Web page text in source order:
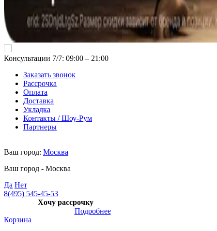
Консультации 7/7: 09:00 ‒ 21:00
Заказать звонок
Рассрочка
Оплата
Доставка
Укладка
Контакты / Шоу-Рум
Партнеры
Ваш город: Москва
Ваш город - Москва
Да Нет
8(495) 545-45-53
Хочу рассрочку
Подробнее
Корзина